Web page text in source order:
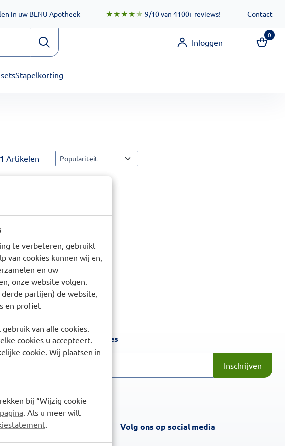
te verbeteren, gebruikt
van cookies kunnen wij en,
en uw
onze website volgen.
partijen) de website,
en profiel.
van alle cookies.
cookies u accepteert.
cookie. Wij plaatsen in
bij “Wijzig cookie
. Als u meer wilt
.
in uw BENU Apotheek ★★★★ ★ 9/10 van 4100+ reviews! Contact
Inloggen
0
Stapelkorting
1 Artikelen Sorteermethode
en onze laatste actiesInschrijven
Inschrijven
Volg ons op social media